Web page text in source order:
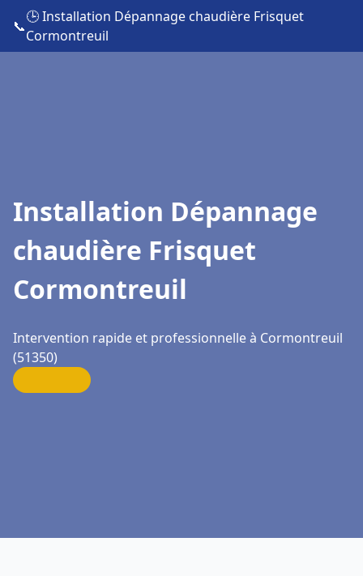
📞
🕒 Installation Dépannage chaudière Frisquet
Cormontreuil
Installation Dépannage
chaudière Frisquet
Cormontreuil
Intervention rapide et professionnelle à Cormontreuil
(51350)